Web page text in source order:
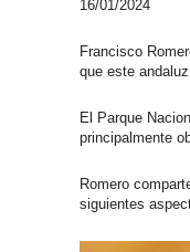
16/01/2024
Francisco
que este
El Parque
principalmente
Romero
siguientes